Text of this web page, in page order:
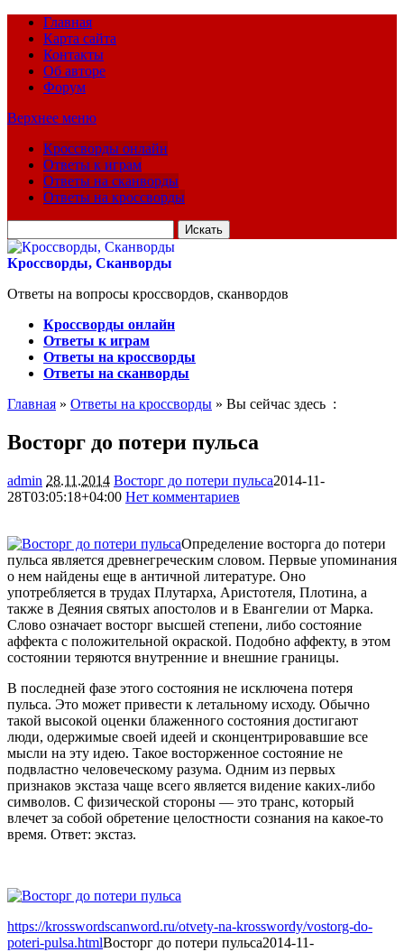
Главная
Карта сайта
Контакты
Об авторе
Форум
Верхнее меню
Кроссворды онлайн
Ответы к играм
Ответы на сканворды
Ответы на кроссворды
для:
Кроссворды, Сканворды
Ответы на вопросы кроссвордов, сканвордов
Кроссворды онлайн
Ответы к играм
Ответы на кроссворды
Ответы на сканворды
Главная » Ответы на кроссворды » Вы сейчас здесь :
Восторг до потери пульса
admin 28.11.2014 Восторг до потери пульса2014-11-
28T03:05:18+04:00 Нет комментариев
Определение восторга до потери
пульса является древнегреческим словом. Первые упоминания
о нем найдены еще в античной литературе. Оно
употребляется в трудах Плутарха, Аристотеля, Плотина, а
также в Деяния святых апостолов и в Евангелии от Марка.
Слово означает восторг высшей степени, либо состояние
аффекта с положительной окраской. Подобно аффекту, в этом
состоянии теряются внутренние и внешние границы.
В последней фазе этого состояния не исключена потеря
пульса. Это может привести к летальному исходу. Обычно
такой высокой оценки блаженного состояния достигают
люди, одержимые своей идеей и сконцентрировавшие все
мысли на эту идею. Такое восторженное состояние не
подвластно человеческому разума. Одним из первых
признаков экстаза чаще всего является видение каких-либо
символов. С физической стороны — это транс, который
влечет за собой обретение целостности сознания на какое-то
время. Ответ: экстаз.
https://krosswordscanword.ru/otvety-na-krosswordy/vostorg-do-
poteri-pulsa.htmlВосторг до потери пульса2014-11-